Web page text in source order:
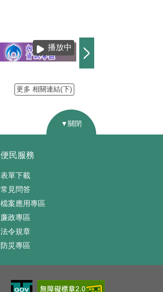
播放中
更多 相關連結(下)
▼關閉
便民服務
表單下載
常見問答
檔案應用專區
廉政專區
法令規章
防災專區